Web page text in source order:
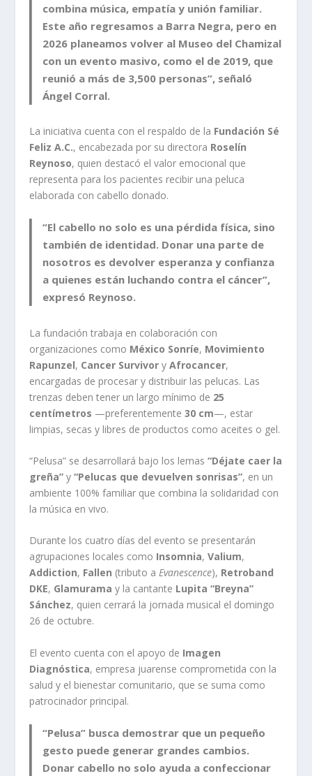
combina música, empatía y unión familiar.
Este año regresamos a Barra Negra, pero en
2026 planeamos volver al Museo del Chamizal
con un evento masivo, como el de 2019, que
reunió a más de 3,500 personas”, señaló
Ángel Corral.
La iniciativa cuenta con el respaldo de la Fundación Sé
Feliz A.C., encabezada por su directora Roselín
Reynoso, quien destacó el valor emocional que
representa para los pacientes recibir una peluca
elaborada con cabello donado.
“El cabello no solo es una pérdida física, sino
también de identidad. Donar una parte de
nosotros es devolver esperanza y confianza
a quienes están luchando contra el cáncer”,
expresó Reynoso.
La fundación trabaja en colaboración con
organizaciones como México Sonríe, Movimiento
Rapunzel, Cancer Survivor yAfrocancer,
encargadas de procesar y distribuir las pelucas. Las
trenzas deben tener un largo mínimo de 25
centímetros —preferentemente30 cm—, estar
limpias, secas y libres de productos como aceites o gel.
“Pelusa” se desarrollará bajo los lemas“Déjate caer la
greña” y“Pelucas que devuelven sonrisas”, en un
ambiente 100% familiar que combina la solidaridad con
la música en vivo.
Durante los cuatro días del evento se presentarán
agrupaciones locales como Insomnia,Valium,
Addiction, Fallen (tributo aEvanescence), Retroband
DKE, Glamurama y la cantante Lupita “Breyna”
Sánchez, quien cerrará la jornada musical el domingo
26 de octubre.
El evento cuenta con el apoyo de Imagen
Diagnóstica, empresa juarense comprometida con la
salud y el bienestar comunitario, que se suma como
patrocinador principal.
“Pelusa” busca demostrar que un pequeño
gesto puede generar grandes cambios.
Donar cabello no solo ayuda a confeccionar